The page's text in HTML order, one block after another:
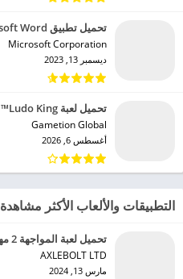
تحميل تطبيق Microsoft Word مهكر للاندرويد 2024
Microsoft Corporation‏
ديسمبر 13, 2023
تحميل لعبة Ludo King™ مهكرة للاندرويد 2024
Gametion Global‏
أغسطس 6, 2026
التطبيقات والألعاب الأكثر مشاهدة
تحميل لعبة المواجهة 2 مهكرة للاندرويد 2024
AXLEBOLT LTD‏
مارس 13, 2024